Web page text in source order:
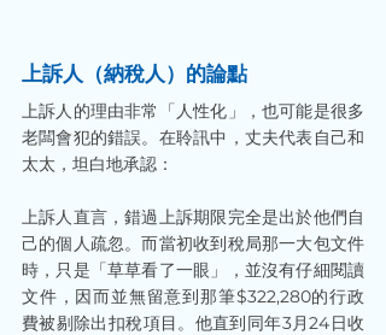
上訴人（納稅人）的論點
上訴人的理由非常「人性化」，也可能是很多
老闆會犯的錯誤。在聆訊中，丈夫代表自己和
太太，坦白地承認：
上訴人直言，錯過上訴期限完全是出於他們自
己的個人疏忽。而當初收到稅局那一大包文件
時，只是「草草看了一眼」，並沒有仔細閱讀
文件，因而並無留意到那筆$322,280的行政
費被剔除出扣稅項目。他直到同年3月24日收